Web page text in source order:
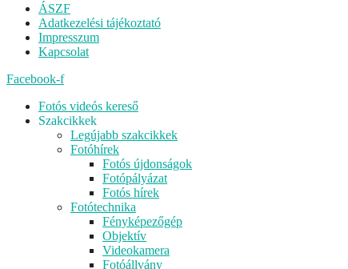
Menu
ÁSZF
Adatkezelési tájékoztató
Impresszum
Kapcsolat
Facebook-f
Menu
Fotós videós kereső
Szakcikkek
Legújabb szakcikkek
Fotóhírek
Fotós újdonságok
Fotópályázat
Fotós hírek
Fotótechnika
Fényképezőgép
Objektív
Videokamera
Fotóállvány